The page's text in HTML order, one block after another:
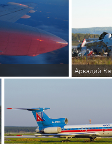
Аркадий